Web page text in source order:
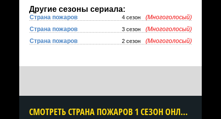
Другие сезоны сериала:
Страна пожаров 4 сезон
(Многоголосый)
Страна пожаров
3 сезон
(Многоголосый)
Страна пожаров
2 сезон (Многоголосый)
CМОТРЕТЬ СТРАНА ПОЖАРОВ 1 СЕЗОН ОНЛАЙН В ХОРОШЕМ КАЧЕСТВЕ ВСЕ СЕРИИ ПОДРЯД БЕСПЛАТНО